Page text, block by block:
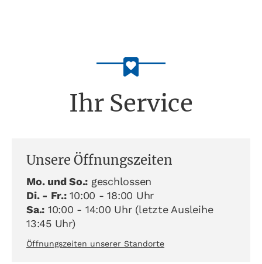
Ihr Service
Unsere Öffnungszeiten
Mo. und So.: geschlossen
Di. - Fr.:10:00 - 18:00 Uhr
Sa.: 10:00 - 14:00 Uhr (letzte Ausleihe
13:45 Uhr)
Öffnungszeiten unserer Standorte